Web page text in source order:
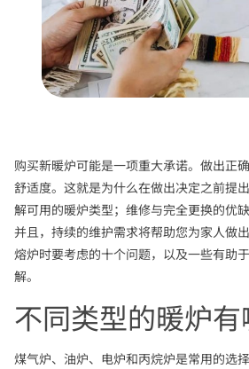
购买新暖炉可能是一项重大承诺。做出正
舒适度。这就是为什么在做出决定之前提
解可用的暖炉类型；维修与完全更换的优
并且，持续的维护需求将帮助您为家人做
熔炉时要考虑的十个问题，以及一些有助
解。
不同类型的暖炉有
煤气炉、油炉、电炉和丙烷炉是常用的选